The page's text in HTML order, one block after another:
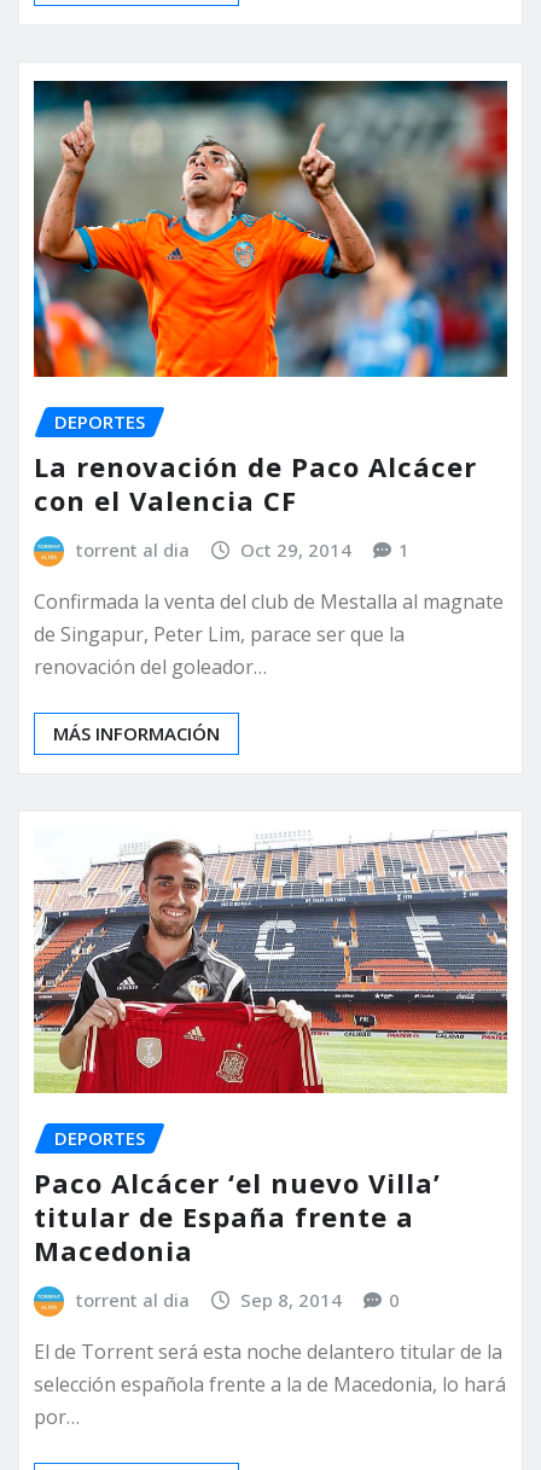
DEPORTES
La renovación de Paco Alcácer
con el Valencia CF
torrent al dia Oct 29, 2014 1
Confirmada la venta del club de Mestalla al magnate
de Singapur, Peter Lim, parace ser que la
renovación del goleador…
MÁS INFORMACIÓN
DEPORTES
Paco Alcácer ‘el nuevo Villa’
titular de España frente a
Macedonia
torrent al dia Sep 8, 2014 0
El de Torrent será esta noche delantero titular de la
selección española frente a la de Macedonia, lo hará
por…